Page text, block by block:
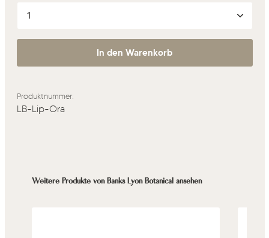
Produkt Anzahl: Gib den gewünschten Wert ein
In den Warenkorb
Produktnummer:
LB-Lip-Ora
Produktgalerie überspringen
Weitere Produkte von Banks Lyon Botanical ansehen